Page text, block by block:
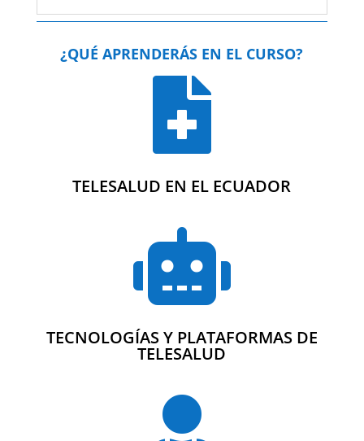
¿QUÉ APRENDERÁS EN EL CURSO?

TELESALUD EN EL ECUADOR

TECNOLOGÍAS Y PLATAFORMAS DE
TELESALUD